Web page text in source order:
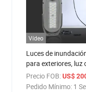
Vídeo
Luces de
para exteriores, luz
solar, lámpara de
LED solar 100W luz
Precio FOB: US$
Pedido Mínimo: 1